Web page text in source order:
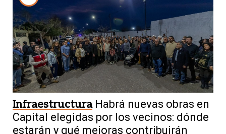
Infraestructura Habrá nuevas obras en
Capital elegidas por los vecinos: dónde
estarán y qué mejoras contribuirán